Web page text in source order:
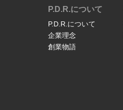
P.D.R.について
P.D.R.について
企業理念
創業物語